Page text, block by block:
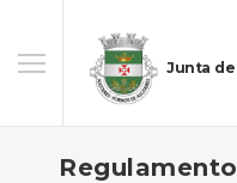
Junta